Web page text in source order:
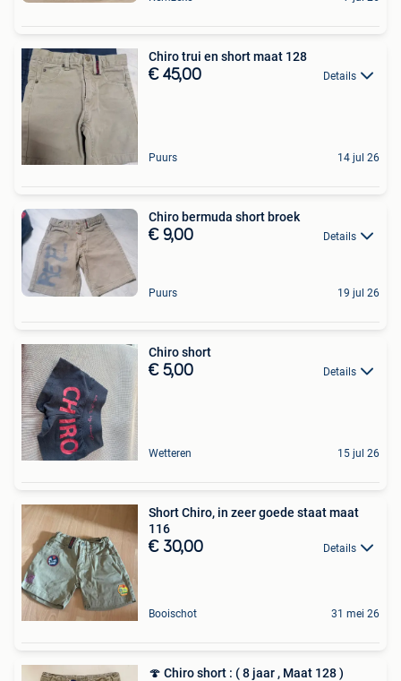
Chiro trui en short maat 128
€ 45,00 Details
Puurs 14 jul 26
Chiro bermuda short broek
€ 9,00 Details
Puurs 19 jul 26
Chiro short
€ 5,00 Details
Wetteren 15 jul 26
Short Chiro, in zeer goede staat maat
116
€ 30,00 Details
Booischot 31 mei 26
🍄 Chiro short : ( 8 jaar , Maat 128 )